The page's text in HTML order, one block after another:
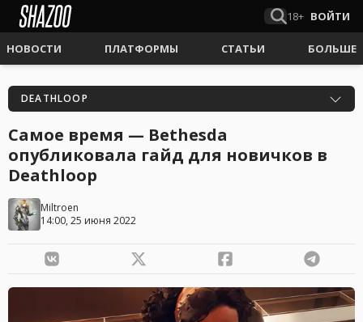
18+ ВОЙТИ
НОВОСТИ ПЛАТФОРМЫ СТАТЬИ БОЛЬШЕ
DEATHLOOP
Самое время — Bethesda
опубликовала гайд для новичков в
Deathloop
Miltroen
14:00, 25 июня 2022